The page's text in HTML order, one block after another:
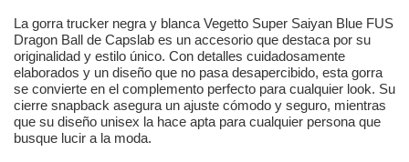
La gorra trucker negra y blanca Vegetto Super Saiyan Blue FUS
Dragon Ball de Capslab es un accesorio que destaca por su
originalidad y estilo único. Con detalles cuidadosamente
elaborados y un diseño que no pasa desapercibido, esta gorra
se convierte en el complemento perfecto para cualquier look. Su
cierre snapback asegura un ajuste cómodo y seguro, mientras
que su diseño unisex la hace apta para cualquier persona que
busque lucir a la moda.